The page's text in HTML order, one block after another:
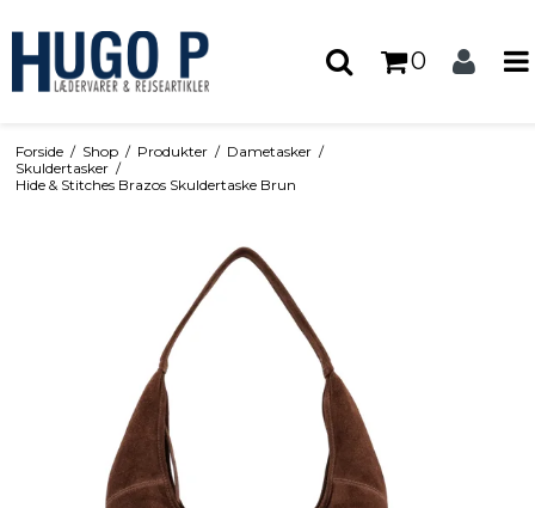
0
Forside / Shop / Produkter / Dametasker /
Skuldertasker /
Hide & Stitches Brazos Skuldertaske Brun